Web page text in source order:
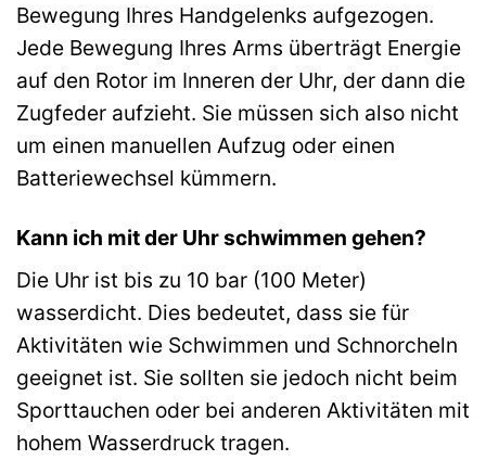
Bewegung Ihres Handgelenks aufgezogen.
Jede Bewegung Ihres Arms überträgt Energie
auf den Rotor im Inneren der Uhr, der dann die
Zugfeder aufzieht. Sie müssen sich also nicht
um einen manuellen Aufzug oder einen
Batteriewechsel kümmern.
Kann ich mit der Uhr schwimmen gehen?
Die Uhr ist bis zu 10 bar (100 Meter)
wasserdicht. Dies bedeutet, dass sie für
Aktivitäten wie Schwimmen und Schnorcheln
geeignet ist. Sie sollten sie jedoch nicht beim
Sporttauchen oder bei anderen Aktivitäten mit
hohem Wasserdruck tragen.